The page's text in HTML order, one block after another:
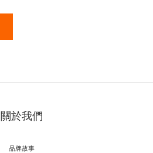
關於我們
品牌故事